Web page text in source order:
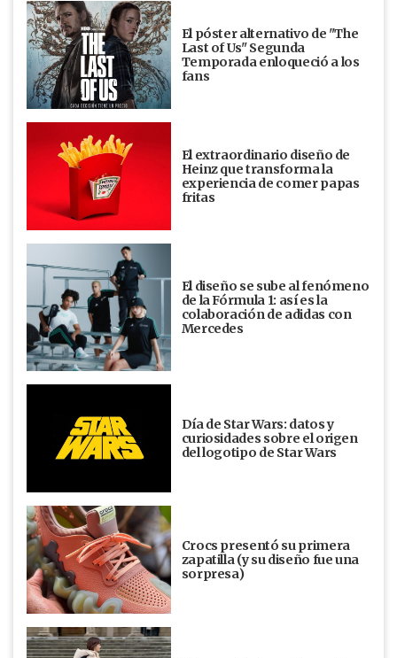
El póster alternativo de "The
Last of Us" Segunda
Temporada enloqueció a los
fans
El extraordinario diseño de
Heinz que transforma la
experiencia de comer papas
fritas
El diseño se sube al fenómeno
de la Fórmula 1: así es la
colaboración de adidas con
Mercedes
Día de Star Wars: datos y
curiosidades sobre el origen
del logotipo de Star Wars
Crocs presentó su primera
zapatilla (y su diseño fue una
sorpresa)